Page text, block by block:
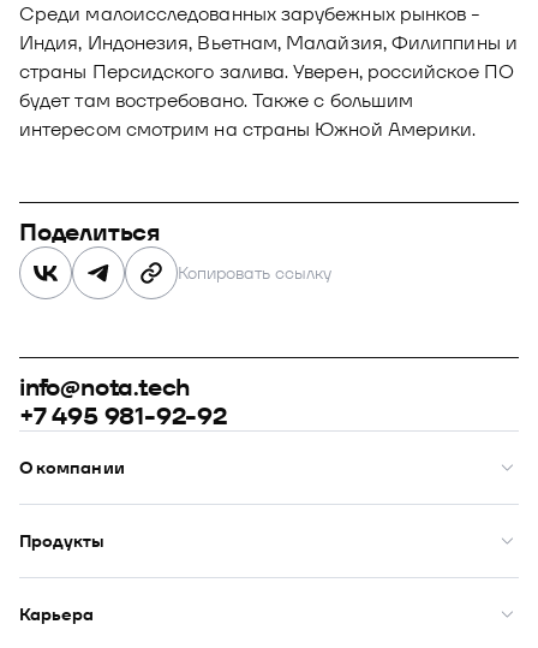
Среди малоисследованных зарубежных рынков -
Индия, Индонезия, Вьетнам, Малайзия, Филиппины и
страны Персидского залива. Уверен, российское ПО
будет там востребовано. Также с большим
интересом смотрим на страны Южной Америки.
Поделиться
Копировать ссылку
info@nota.tech
+7 495 981-92-92
О компании
О нас
Премии
Рейтинги
Кейсы
Закупки
Продукты
Модус
Купол
Сфера
Карьера